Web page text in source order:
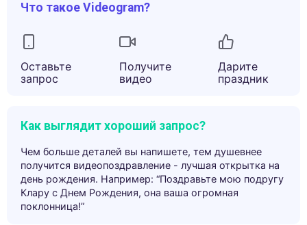
Что такое Videogram?
Оставьте
запрос
Получите
видео
Дарите
праздник
Как выглядит хороший запрос?
Чем больше деталей вы напишете, тем душевнее
получится видеопоздравление - лучшая открытка на
день рождения. Например: “Поздравьте мою подругу
Клару с Днем Рождения, она ваша огромная
поклонница!”